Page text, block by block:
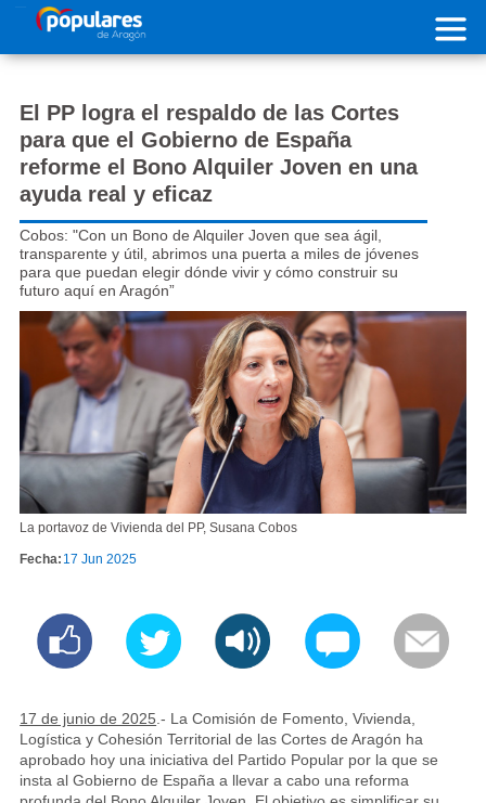
Pasar al contenido principal
El PP logra el respaldo de las Cortes
para que el Gobierno de España
reforme el Bono Alquiler Joven en una
ayuda real y eficaz
Cobos: "Con un Bono de Alquiler Joven que sea ágil,
transparente y útil, abrimos una puerta a miles de jóvenes
para que puedan elegir dónde vivir y cómo construir su
futuro aquí en Aragón”
La portavoz de Vivienda del PP, Susana Cobos
Fecha: 17 Jun 2025
17 de junio de 2025 .- La Comisión de Fomento, Vivienda,
Logística y Cohesión Territorial de las Cortes de Aragón ha
aprobado hoy una iniciativa del Partido Popular por la que se
insta al Gobierno de España a llevar a cabo una reforma